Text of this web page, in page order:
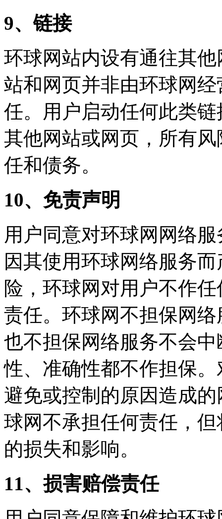
9、链接
环球网站内设有通往其
站和网页并非由环球网
任。用户启动任何此类
其他网站或网页，所有
任和债务。
10、 免责声明
用户同意对环球网网络
因其使用环球网络服务
险，环球网对用户不作
责任。环球网不担保网
也不担保网络服务不会
性、准确性都不作担保
避免或控制的原因造成
球网不承担任何责任，
的损失和影响。
11、损害赔偿责任